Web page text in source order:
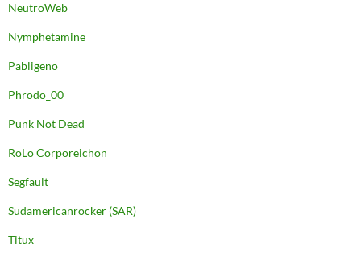
NeutroWeb
Nymphetamine
Pabligeno
Phrodo_00
Punk Not Dead
RoLo Corporeichon
Segfault
Sudamericanrocker (SAR)
Titux